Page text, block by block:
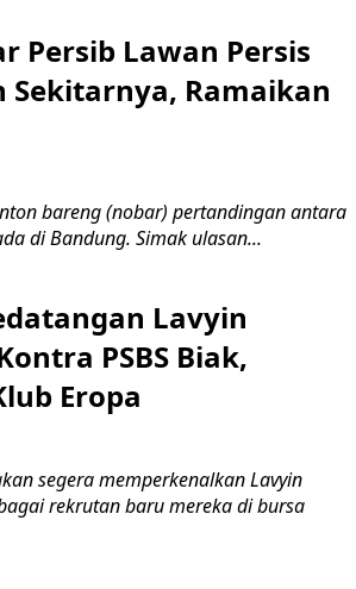
Persib Lawan Persis
Sekitarnya, Ramaikan
bareng (nobar) pertandingan antara
di Bandung. Simak ulasan...
Lavyin
PSBS Biak,
Eropa
segera memperkenalkan Lavyin
rekrutan baru mereka di bursa